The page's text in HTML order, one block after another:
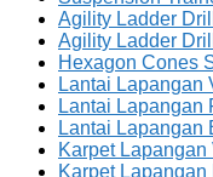
Agility Ladder
Agility Ladder
Hexagon Cones
Lantai Lapangan
Lantai Lapangan
Lantai Lapangan
Karpet
Karpet